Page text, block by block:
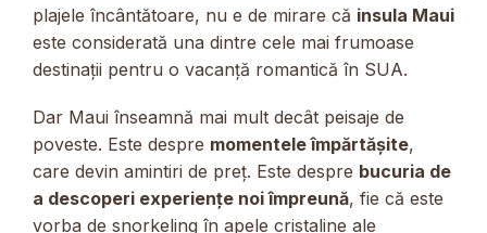
plajele încântătoare, nu e de mirare că insula Maui
este considerată una dintre cele mai frumoase
destinații pentru o vacanță romantică în SUA.
Dar Maui înseamnă mai mult decât peisaje de
poveste. Este despre momentele împărtășite,
care devin amintiri de preț. Este despre bucuria de
a descoperi experiențe noi împreună, fie că este
vorba de snorkeling în apele cristaline ale